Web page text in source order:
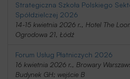
Strategiczna Szkoła Polskiego
Spółdzielczej 2026
14-15 kwietnia 2026 r., Hotel The
Ogrodowa 21, Łódź
Forum Usług Płatniczych 2026
16 kwietnia 2026 r., Browary
Budynek GH; wejście B